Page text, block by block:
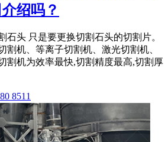
绍吗？
石头 只是要更换切割石头的切割片。
割机、等离子切割机、激光切割机、
割机为效率最快,切割精度最高,切割厚
8511